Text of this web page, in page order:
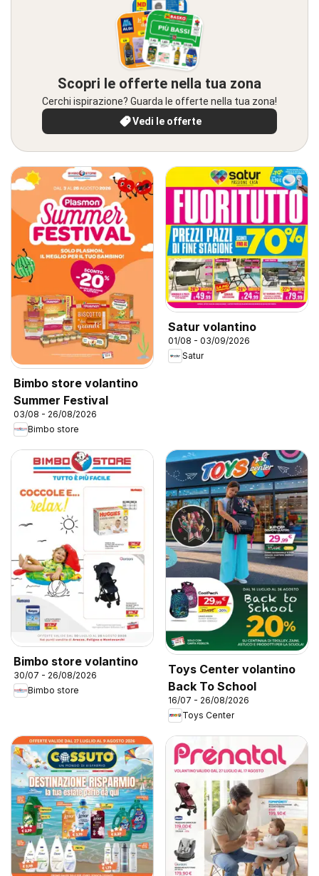
Scopri le offerte nella tua zona
Cerchi ispirazione? Guarda le offerte nella tua zona!
Vedi le offerte
Bimbo store volantino
Summer Festival
03/08 - 26/08/2026
Bimbo store
Satur volantino
01/08 - 03/09/2026
Satur
Bimbo store volantino
30/07 - 26/08/2026
Bimbo store
Toys Center volantino
Back To School
16/07 - 26/08/2026
Toys Center